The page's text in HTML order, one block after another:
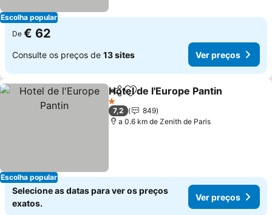
Escolha popular
De € 62
Consulte os preços de 13 sites Ver preços
Escolha popular
PartilharAdicionar aos favoritos
Hotel de l'Europe Pantin
1 Estrelas
7,2
849
a 0.6 km de Zenith de Paris
Selecione as datas para ver os preços
exatos.
Ver preços